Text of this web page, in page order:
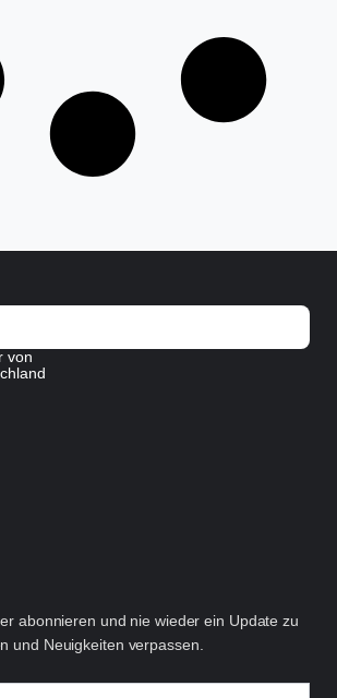
von
abonnieren und nie wieder ein Update zu
und Neuigkeiten verpassen.